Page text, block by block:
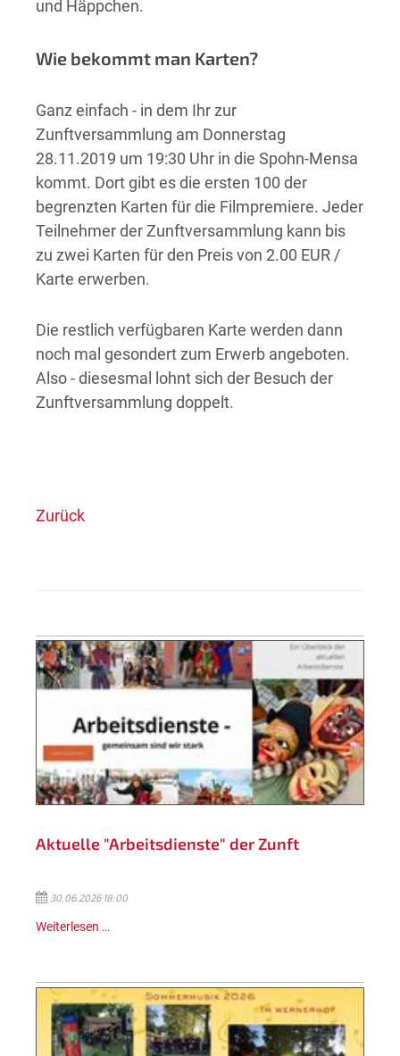
und Häppchen.
Wie bekommt man Karten?
Ganz einfach - in dem Ihr zur
Zunftversammlung am Donnerstag
28.11.2019 um 19:30 Uhr in die Spohn-Mensa
kommt. Dort gibt es die ersten 100 der
begrenzten Karten für die Filmpremiere. Jeder
Teilnehmer der Zunftversammlung kann bis
zu zwei Karten für den Preis von 2.00 EUR /
Karte erwerben.
Die restlich verfügbaren Karte werden dann
noch mal gesondert zum Erwerb angeboten.
Also - diesesmal lohnt sich der Besuch der
Zunftversammlung doppelt.
Zurück
Aktuelle "Arbeitsdienste" der Zunft
30.06.2026 18:00
Weiterlesen …